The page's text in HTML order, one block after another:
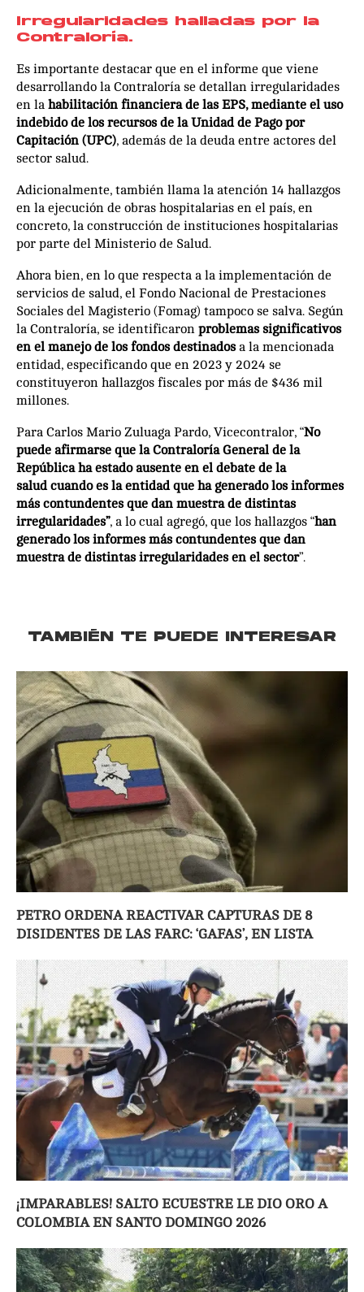
Irregularidades halladas por la
Contraloría.
Es importante destacar que en el informe que viene
desarrollando la Contraloría se detallan irregularidades
en la habilitación financiera de las EPS, mediante el uso
indebido de los recursos de la Unidad de Pago por
Capitación (UPC), además de la deuda entre actores del
sector salud.
Adicionalmente, también llama la atención 14 hallazgos
en la ejecución de obras hospitalarias en el país, en
concreto, la construcción de instituciones hospitalarias
por parte del Ministerio de Salud.
Ahora bien, en lo que respecta a la implementación de
servicios de salud, el Fondo Nacional de Prestaciones
Sociales del Magisterio (Fomag) tampoco se salva. Según
la Contraloría, se identificaron problemas significativos
en el manejo de los fondos destinadosa la mencionada
entidad, especificando que en 2023 y 2024 se
constituyeron hallazgos fiscales por más de $436 mil
millones.
Para Carlos Mario Zuluaga Pardo, Vicecontralor, “No
puede afirmarse que la Contraloría General de la
República ha estado ausente en el debate de la
salud cuando es la entidad que ha generado los informes
más contundentes que dan muestra de distintas
irregularidades”, a lo cual agregó, que los hallazgos “han
generado los informes más contundentes que dan
muestra de distintas irregularidades en el sector”.
TAMBIÉN TE PUEDE INTERESAR
PETRO ORDENA REACTIVAR CAPTURAS DE 8
DISIDENTES DE LAS FARC: ‘GAFAS’, EN LISTA
¡IMPARABLES! SALTO ECUESTRE LE DIO ORO A
COLOMBIA EN SANTO DOMINGO 2026